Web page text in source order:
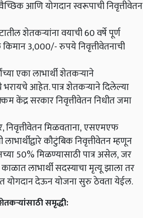
आणि योगदान स्वरूपाची निवृत्तीवेतन
शेतकऱ्यांना वयाची 60 वर्षे पूर्ण
3,000/- रुपये निवृत्तीवेतनाची
एका लाभार्थी शेतकऱ्याने
आहेत. पात्र शेतकऱ्याने दिलेल्या
केंद्र सरकार निवृत्तीवेतन निधीत जमा
निवृत्तीवेतन मिळवताना, एसएमएफ
लाभार्थीद्वारे कौटुंबिक निवृत्तीवेतन म्हणून
50% मिळण्यासाठी पात्र असेल, जर
लाभार्थी सदस्याचा मृत्यू झाला तर
योगदान देऊन योजना सुरु ठेवता येईल.
समृद्धी: